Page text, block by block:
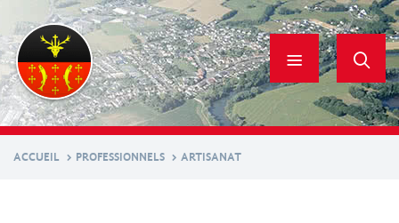
contenu
principal
ACCUEIL PROFESSIONNELS ARTISANAT